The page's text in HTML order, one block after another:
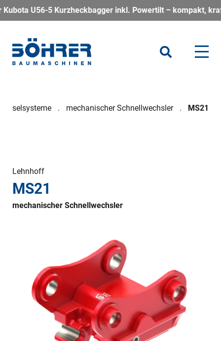
5 Kurzheckbagger inkl. Powertilt – kompakt,
mechanischer Schnellwechsler MS21
Lehnhoff
MS21
mechanischer Schnellwechsler